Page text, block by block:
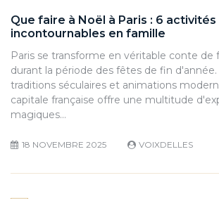
Que faire à Noël à Paris : 6 activités
incontournables en famille
Paris se transforme en véritable conte de
durant la période des fêtes de fin
traditions séculaires et animations
capitale française offre une multitude
magiques…
18 NOVEMBRE 2025 VOIXDELLES